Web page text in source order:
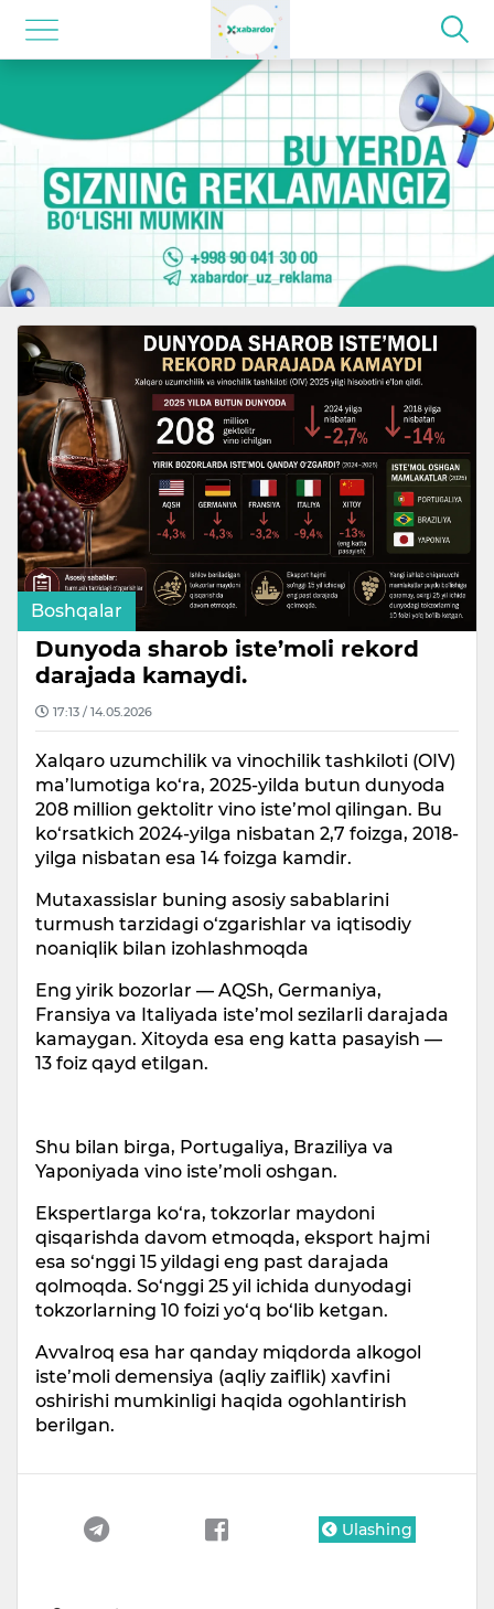
Boshqalar
Dunyoda sharob iste’moli rekord
darajada kamaydi.
17:13 / 14.05.2026
Xalqaro uzumchilik va vinochilik tashkiloti (OIV)
ma’lumotiga ko‘ra, 2025-yilda butun dunyoda
208 million gektolitr vino iste’mol qilingan. Bu
ko‘rsatkich 2024-yilga nisbatan 2,7 foizga, 2018-
yilga nisbatan esa 14 foizga kamdir.
Mutaxassislar buning asosiy sabablarini
turmush tarzidagi o‘zgarishlar va iqtisodiy
noaniqlik bilan izohlashmoqda
Eng yirik bozorlar — AQSh, Germaniya,
Fransiya va Italiyada iste’mol sezilarli darajada
kamaygan. Xitoyda esa eng katta pasayish —
13 foiz qayd etilgan.
Shu bilan birga, Portugaliya, Braziliya va
Yaponiyada vino iste’moli oshgan.
Ekspertlarga ko‘ra, tokzorlar maydoni
qisqarishda davom etmoqda, eksport hajmi
esa so‘nggi 15 yildagi eng past darajada
qolmoqda. So‘nggi 25 yil ichida dunyodagi
tokzorlarning 10 foizi yo‘q bo‘lib ketgan.
Avvalroq esa har qanday miqdorda alkogol
iste’moli demensiya (aqliy zaiflik) xavfini
oshirishi mumkinligi haqida ogohlantirish
berilgan.
Ulashing